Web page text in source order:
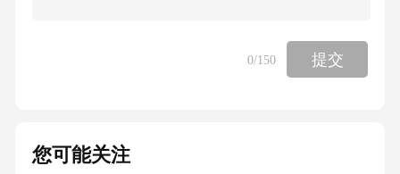
（2）干扰病毒穿入：痰咳净片可干扰病毒穿入
（3）抑制病毒复制酶活性：痰咳净片可抑制病
0/150 提交
您可能关注